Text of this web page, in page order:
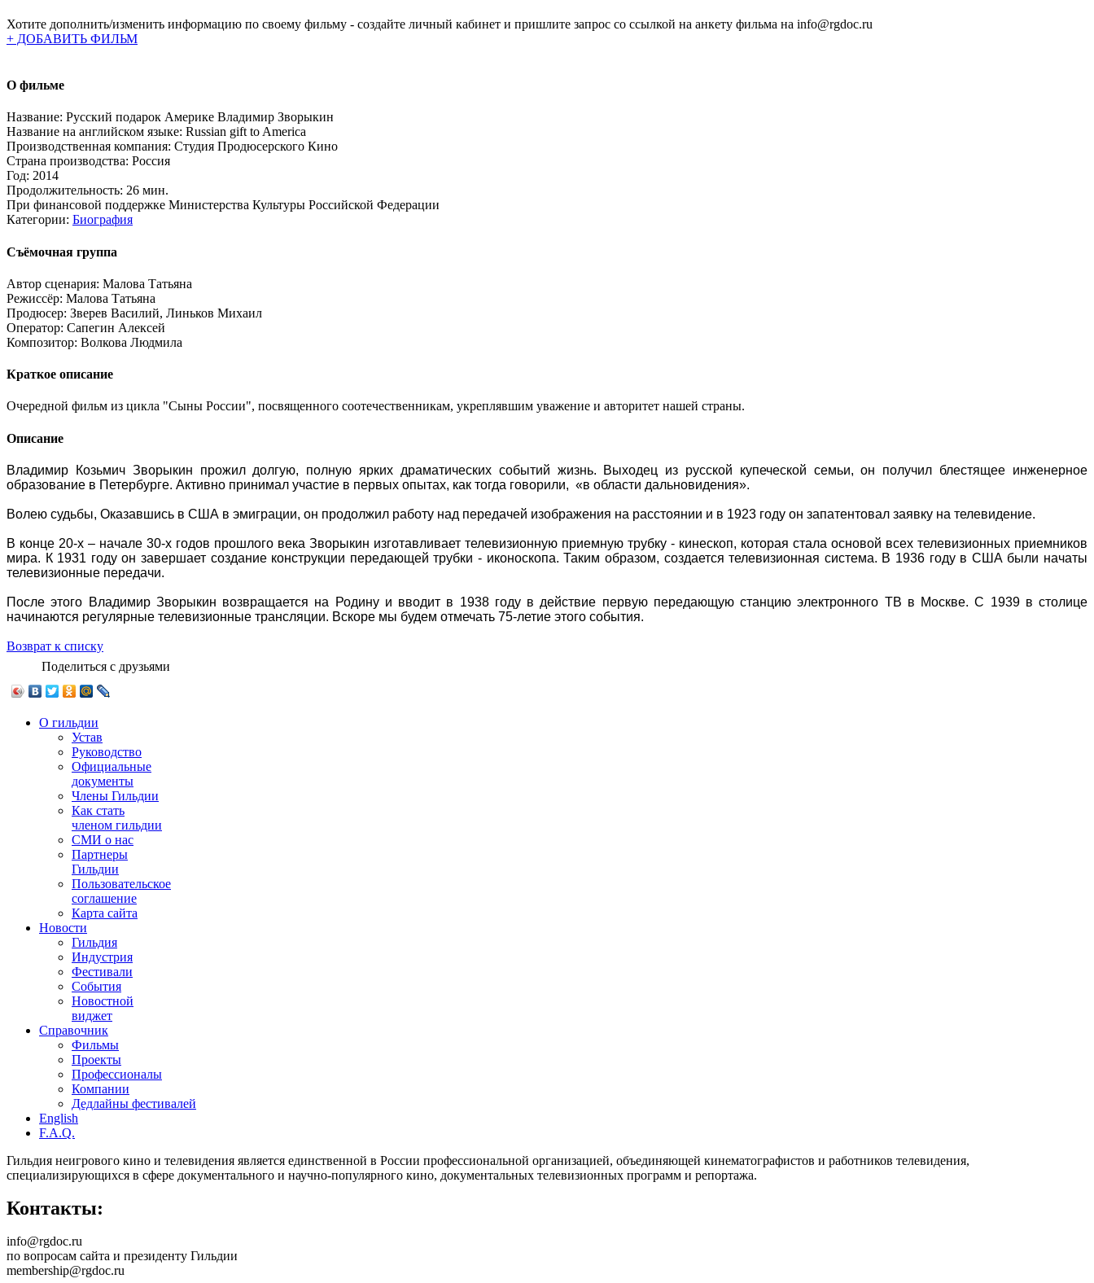
Хотите дополнить/изменить информацию по своему фильму - создайте личный кабинет и пришлите запрос cо ссылкой на анкету фильма на info@rgdoc.ru
+ ДОБАВИТЬ ФИЛЬМ
О фильме
Название: Русский подарок Америке Владимир Зворыкин
Название на английском языке: Russian gift to America
Производственная компания: Студия Продюсерского Кино
Страна производства: Россия
Год: 2014
Продолжительность: 26 мин.
При финансовой поддержке Министерства Культуры Российской Федерации
Категории: Биография
Съёмочная группа
Автор сценария: Малова Татьяна
Режиссёр: Малова Татьяна
Продюсер: Зверев Василий, Линьков Михаил
Оператор: Сапегин Алексей
Композитор: Волкова Людмила
Краткое описание
Очередной фильм из цикла "Сыны России", посвященного соотечественникам, укреплявшим уважение и авторитет нашей страны.
Описание
Владимир Козьмич Зворыкин прожил долгую, полную ярких драматических событий жизнь. Выходец из русской купеческой семьи, он получил блестящее инженерное
образование в Петербурге. Активно принимал участие в первых опытах, как тогда говорили, «в области дальновидения».
Волею судьбы, Оказавшись в США в эмиграции, он продолжил работу над передачей изображения на расстоянии и в 1923 году он запатентовал заявку на телевидение.
В конце 20-х – начале 30-х годов прошлого века Зворыкин изготавливает телевизионную приемную трубку - кинескоп, которая стала основой всех телевизионных приемников
мира. К 1931 году он завершает создание конструкции передающей трубки - иконоскопа. Таким образом, создается телевизионная система. В 1936 году в США были начаты
телевизионные передачи.
После этого Владимир Зворыкин возвращается на Родину и вводит в 1938 году в действие первую передающую станцию электронного ТВ в Москве. С 1939 в столице
начинаются регулярные телевизионные трансляции. Вскоре мы будем отмечать 75-летие этого события.
Возврат к списку
Поделиться с друзьями
О гильдии
Устав
Руководство
Официальные
документы
Члены Гильдии
Как стать
членом гильдии
СМИ о нас
Партнеры
Гильдии
Пользовательское
соглашение
Карта сайта
Новости
Гильдия
Индустрия
Фестивали
События
Новостной
виджет
Справочник
Фильмы
Проекты
Профессионалы
Компании
Дедлайны фестивалей
English
F.A.Q.
Гильдия неигрового кино и телевидения является единственной в России профессиональной организацией, объединяющей кинематографистов и работников телевидения,
специализирующихся в сфере документального и научно-популярного кино, документальных телевизионных программ и репортажа.
Контакты:
info@rgdoc.ru
по вопросам сайта и президенту Гильдии
membership@rgdoc.ru